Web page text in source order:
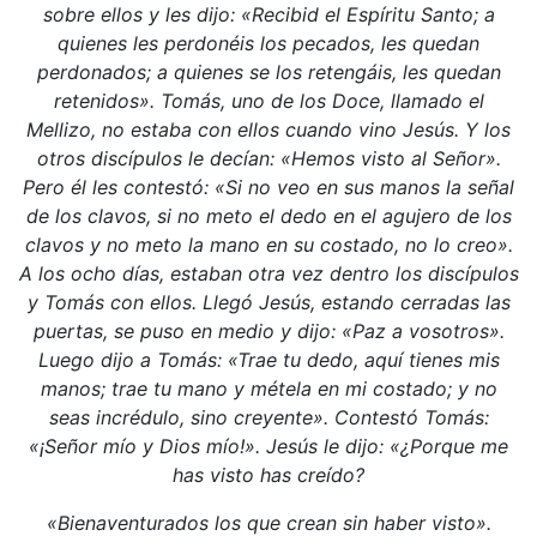
sobre ellos y les dijo: «Recibid el Espíritu Santo; a
quienes les perdonéis los pecados, les quedan
perdonados; a quienes se los retengáis, les quedan
retenidos». Tomás, uno de los Doce, llamado el
Mellizo, no estaba con ellos cuando vino Jesús. Y los
otros discípulos le decían: «Hemos visto al Señor».
Pero él les contestó: «Si no veo en sus manos la señal
de los clavos, si no meto el dedo en el agujero de los
clavos y no meto la mano en su costado, no lo creo».
A los ocho días, estaban otra vez dentro los discípulos
y Tomás con ellos. Llegó Jesús, estando cerradas las
puertas, se puso en medio y dijo: «Paz a vosotros».
Luego dijo a Tomás: «Trae tu dedo, aquí tienes mis
manos; trae tu mano y métela en mi costado; y no
seas incrédulo, sino creyente». Contestó Tomás:
«¡Señor mío y Dios mío!». Jesús le dijo: «¿Porque me
has visto has creído?
«Bienaventurados los que crean sin haber visto».